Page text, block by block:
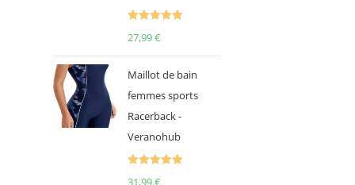
27,99€
Maillot de bain
femmes sports
Racerback -
Veranohub
31,99€